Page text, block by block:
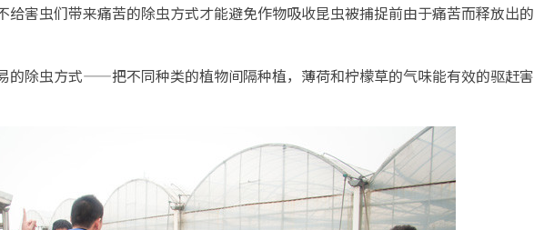
给害虫们带来痛苦的除虫方式才能避免作物吸收昆虫被捕捉前由于痛苦而释放出的
的除虫方式——把不同种类的植物间隔种植，薄荷和柠檬草的气味能有效的驱赶害